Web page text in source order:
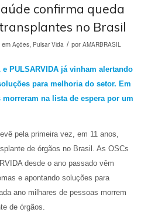
confirma queda
no Brasil
em Ações, Pulsar Vida / por AMARBRASIL
e PULSARVIDA já vinham alertando
para melhoria do setor. Em
morreram na lista de espera por um
pela primeira vez, em 11 anos,
de órgãos no Brasil. As OSCs
desde o ano passado vêm
e apontando soluções para
ano milhares de pessoas morrem
de órgãos.